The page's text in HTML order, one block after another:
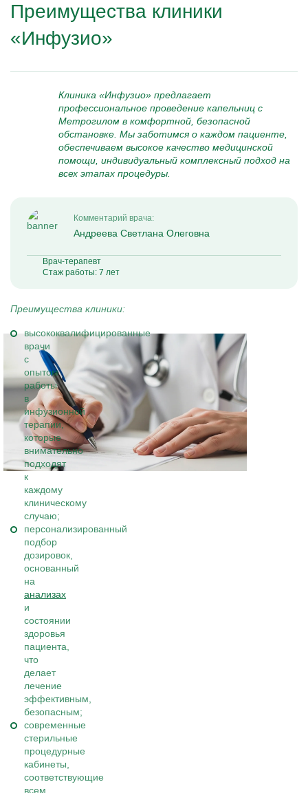
Преимущества клиники
«Инфузио»
Клиника «Инфузио» предлагает
профессиональное проведение капельниц с
Метрогилом в комфортной, безопасной
обстановке. Мы заботимся о каждом пациенте,
обеспечиваем высокое качество медицинской
помощи, индивидуальный комплексный подход на
всех этапах процедуры.
Комментарий врача:
Андреева Светлана Олеговна
Врач-терапевт
Стаж работы: 7 лет
Преимущества клиники:
высококвалифицированные
врачи
с
опытом
работы
в
инфузионной
терапии,
которые
внимательно
подходят
к
каждому
клиническому
случаю;
персонализированный
подбор
дозировок,
основанный
на
анализах
и
состоянии
здоровья
пациента,
что
делает
лечение
эффективным,
безопасным;
современные
стерильные
процедурные
кабинеты,
соответствующие
всем